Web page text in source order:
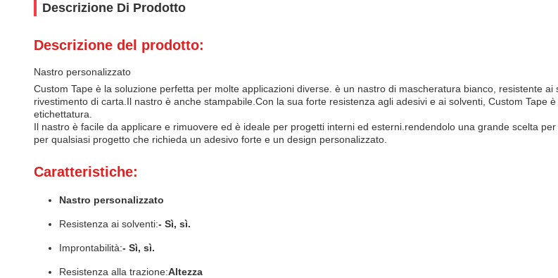
Descrizione Di Prodotto
Descrizione del prodotto:
Nastro personalizzato
Custom Tape è la soluzione perfetta per molte applicazioni diverse. è un nastro di mascheratura bianco, resistente
rivestimento di carta.Il nastro è anche stampabile.Con la sua forte resistenza agli adesivi e ai solventi, Custom
etichettatura.
Il nastro è facile da applicare e rimuovere ed è ideale per progetti interni ed esterni.rendendolo una grande scelta
per qualsiasi progetto che richieda un adesivo forte e un design personalizzato.
Caratteristiche:
Nastro personalizzato
Resistenza ai solventi:- Sì, sì.
Improntabilità:- Sì, sì.
Resistenza alla trazione:Altezza